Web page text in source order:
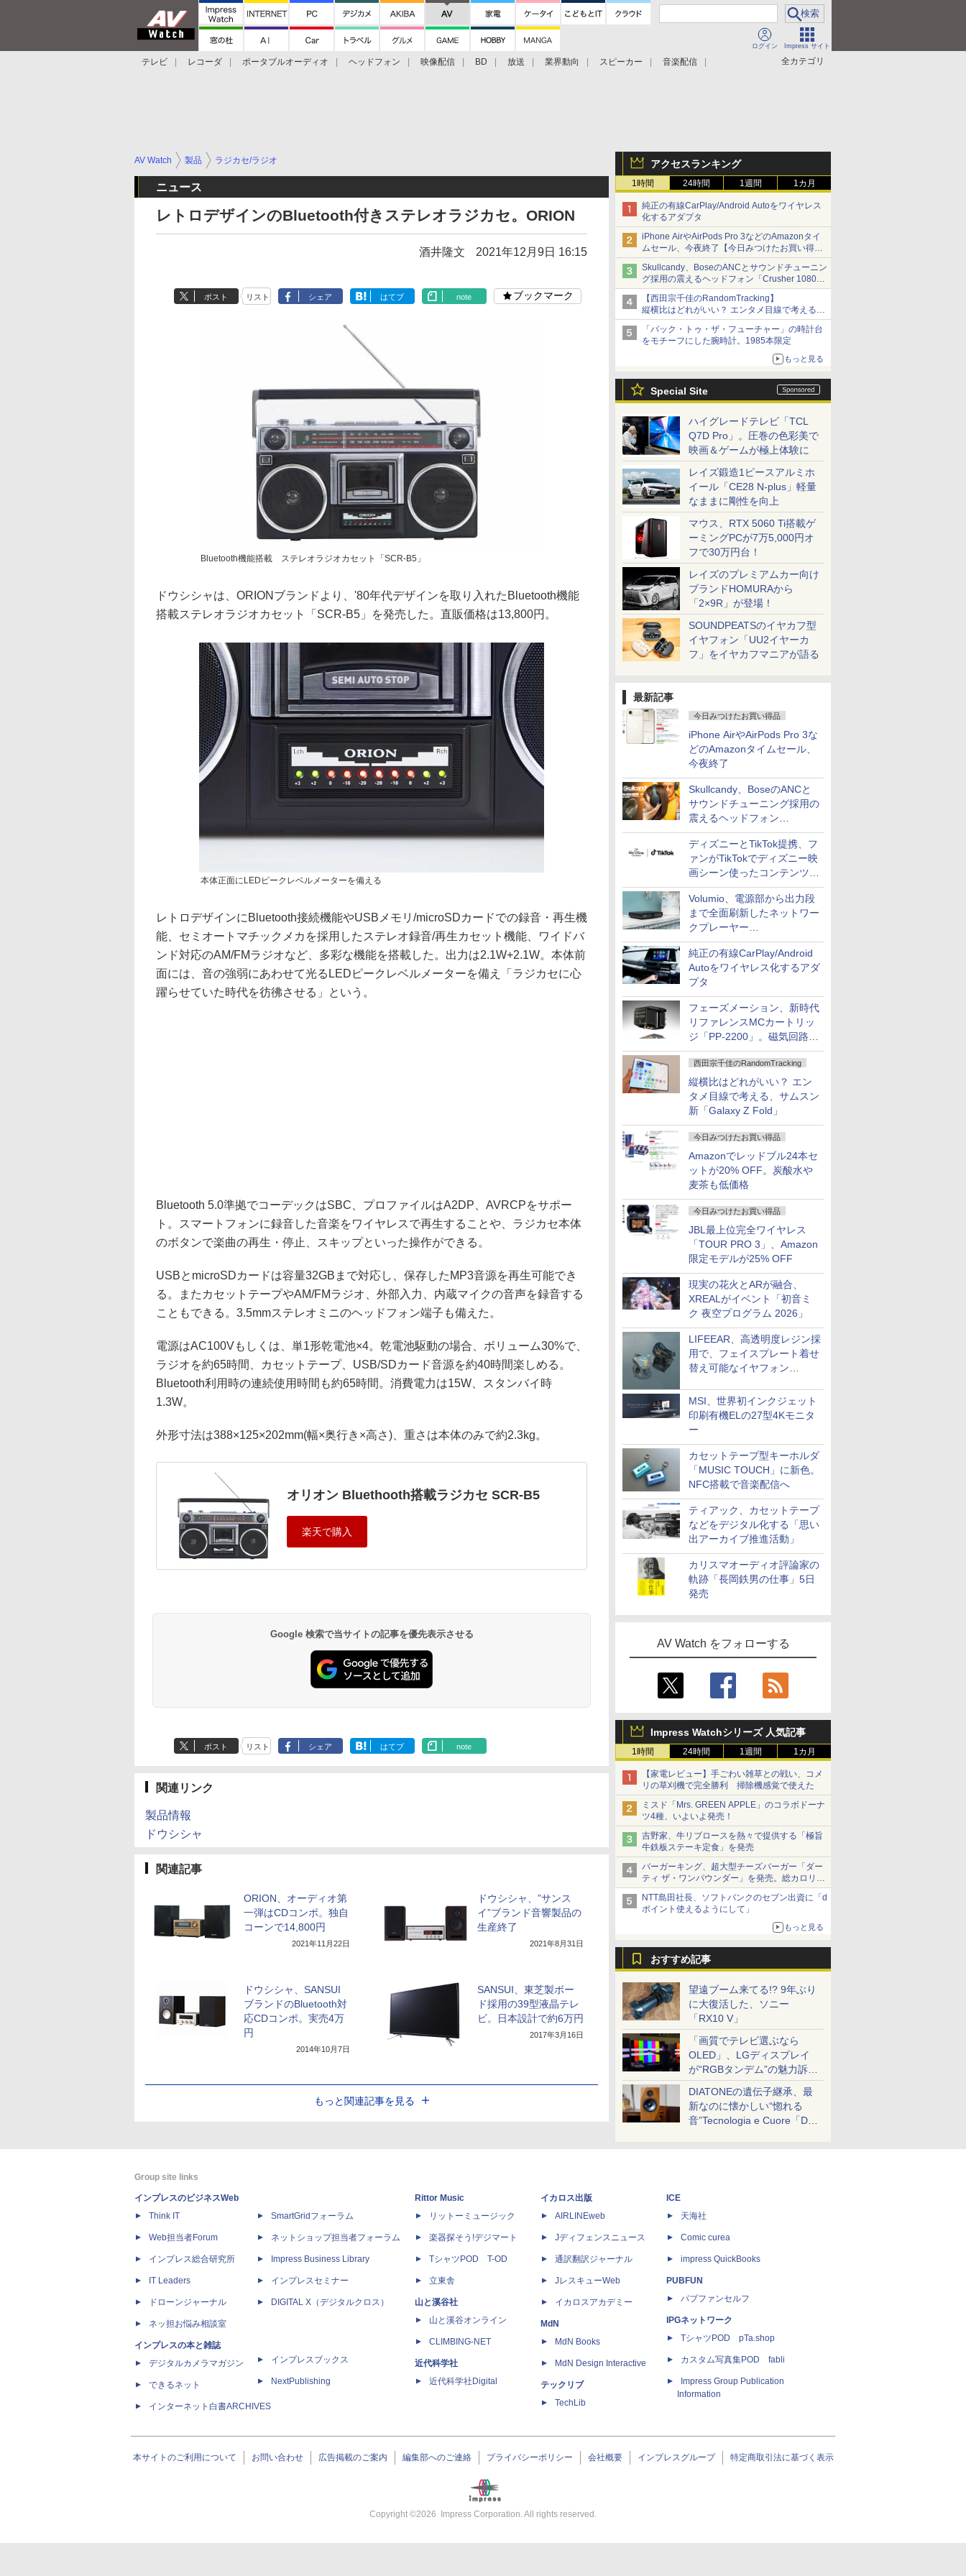
ログイン Impress サイト
全カテゴリ
テレビ レコーダ ポータブルオーディオ ヘッドフォン 映像配信 BD 放送 業界動向 スピーカー
音楽配信
アクセスランキング
1時間 24時間 1週間 1カ月
純正の有線CarPlay/Android Autoをワイヤレス
化するアダプタ
iPhone AirやAirPods Pro 3などのAmazonタイ
ムセール、今夜終了【今日みつけたお買い得
品】
Skullcandy、BoseのANCとサウンドチューニン
グ採用の震えるヘッドフォン「Crusher 1080
ANC」
【西田宗千佳のRandomTracking】
縦横比はどれがいい？ エンタメ目線で考える、
サムスン新「Galaxy Z Fold」
「バック・トゥ・ザ・フューチャー」の時計台
をモチーフにした腕時計。1985本限定
もっと見る
Special Site
ハイグレードテレビ「TCL
Q7D Pro」。圧巻の色彩美で
映画＆ゲームが極上体験に
レイズ鍛造1ピースアルミホ
イール「CE28 N-plus」軽量
なままに剛性を向上
マウス、RTX 5060 Ti搭載ゲ
ーミングPCが7万5,000円オ
フで30万円台！
レイズのプレミアムカー向け
ブランドHOMURAから
「2×9R」が登場！
SOUNDPEATSのイヤカフ型
イヤフォン「UU2イヤーカ
フ」をイヤカフマニアが語る
最新記事
今日みつけたお買い得品
iPhone AirやAirPods Pro 3な
どのAmazonタイムセール、
今夜終了
Skullcandy、BoseのANCと
サウンドチューニング採用の
震えるヘッドフォン
「Crusher 1080 ANC」
ディズニーとTikTok提携、フ
ァンがTikTokでディズニー映
画シーン使ったコンテンツ制
作、Disney+にも配信
Volumio、電源部から出力段
まで全面刷新したネットワー
クプレーヤー
「Primo（2026）」
純正の有線CarPlay/Android
Autoをワイヤレス化するアダ
プタ
フェーズメーション、新時代
リファレンスMCカートリッ
ジ「PP-2200」。磁気回路や
ハウジングを根本から見直し
西田宗千佳のRandomTracking
縦横比はどれがいい？ エン
タメ目線で考える、サムスン
新「Galaxy Z Fold」
今日みつけたお買い得品
Amazonでレッドブル24本セ
ットが20% OFF。炭酸水や
麦茶も低価格
今日みつけたお買い得品
JBL最上位完全ワイヤレス
「TOUR PRO 3」、Amazon
限定モデルが25% OFF
現実の花火とARが融合、
XREALがイベント「初音ミ
ク 夜空プログラム 2026」
LIFEEAR、高透明度レジン採
用で、フェイスプレート着せ
替え可能なイヤフォン
MSI、世界初インクジェット
印刷有機ELの27型4Kモニタ
ー
カセットテープ型キーホルダ
「MUSIC TOUCH」に新色。
NFC搭載で音楽配信へ
ティアック、カセットテープ
などをデジタル化する「思い
出アーカイブ推進活動」
カリスマオーディオ評論家の
軌跡「長岡鉄男の仕事」5日
発売
AV Watch をフォローする
Impress Watchシリーズ 人気記事
1時間 24時間 1週間 1カ月
【家電レビュー】手ごわい雑草との戦い、コメ
リの草刈機で完全勝利 掃除機感覚で使えた
ミスド「Mrs. GREEN APPLE」のコラボドーナ
ツ4種、いよいよ発売！
吉野家、牛リブロースを熱々で提供する「極旨
牛鉄板ステーキ定食」を発売
バーガーキング、超大型チーズバーガー「ダー
ティ ザ・ワンパウンダー」を発売。総カロリー
約1656kcal、総重量約527g！
NTT島田社長、ソフトバンクのセブン出資に「d
ポイント使えるようにして」
もっと見る
おすすめ記事
望遠ブーム来てる!? 9年ぶり
に大復活した、ソニー
「RX10 V」
「画質でテレビ選ぶなら
OLED」、LGディスプレイ
が“RGBタンデム”の魅力訴
求。液晶とのガチ比較も
DIATONEの遺伝子継承、最
新なのに懐かしい“惚れる
音”Tecnologia e Cuore「DS-
AV Watch 製品 ラジカセ/ラジオ
ニュース
レトロデザインのBluetooth付きステレオラジカセ。ORION
酒井隆文 2021年12月9日 16:15
ポスト リスト シェア はてブ note ブックマーク
Bluetooth機能搭載 ステレオラジオカセット「SCR-B5」
ドウシシャは、ORIONブランドより、'80年代デザインを取り入れたBluetooth機能
搭載ステレオラジオカセット「SCR-B5」を発売した。直販価格は13,800円。
本体正面にLEDピークレベルメーターを備える
レトロデザインにBluetooth接続機能やUSBメモリ/microSDカードでの録音・再生機
能、セミオートマチックメカを採用したステレオ録音/再生カセット機能、ワイドバ
ンド対応のAM/FMラジオなど、多彩な機能を搭載した。出力は2.1W+2.1W。本体前
面には、音の強弱にあわせて光るLEDピークレベルメーターを備え「ラジカセに心
躍らせていた時代を彷彿させる」という。
Bluetooth 5.0準拠でコーデックはSBC、プロファイルはA2DP、AVRCPをサポー
ト。スマートフォンに録音した音楽をワイヤレスで再生することや、ラジカセ本体
のボタンで楽曲の再生・停止、スキップといった操作ができる。
USBとmicroSDカードは容量32GBまで対応し、保存したMP3音源を再生可能でき
る。またカセットテープやAM/FMラジオ、外部入力、内蔵マイクの音声を録音する
こともできる。3.5mmステレオミニのヘッドフォン端子も備えた。
電源はAC100Vもしくは、単1形乾電池×4。乾電池駆動の場合、ボリューム30%で、
ラジオを約65時間、カセットテープ、USB/SDカード音源を約40時間楽しめる。
Bluetooth利用時の連続使用時間も約65時間。消費電力は15W、スタンバイ時
1.3W。
外形寸法は388×125×202mm(幅×奥行き×高さ)、重さは本体のみで約2.3kg。
オリオン Bluethooth搭載ラジカセ SCR-B5
Google 検索で当サイトの記事を優先表示させる
ポスト リスト シェア はてブ note
関連リンク
製品情報
ドウシシャ
関連記事
ORION、オーディオ第
一弾はCDコンポ。独自
コーンで14,800円
2021年11月22日
ドウシシャ、”サンス
イ”ブランド音響製品の
生産終了
2021年8月31日
ドウシシャ、SANSUI
ブランドのBluetooth対
応CDコンポ。実売4万
円
2014年10月7日
SANSUI、東芝製ボー
ド採用の39型液晶テレ
ビ。日本設計で約6万円
2017年3月16日
もっと関連記事を見る
Group site links
インプレスのビジネスWeb
Think IT
Web担当者Forum
インプレス総合研究所
IT Leaders
ドローンジャーナル
ネッ担お悩み相談室
インプレスの本と雑誌
デジタルカメラマガジン
できるネット
インターネット白書ARCHIVES
SmartGridフォーラム
ネットショップ担当者フォーラム
Impress Business Library
インプレスセミナー
DIGITAL X（デジタルクロス）
インプレスブックス
NextPublishing
Rittor Music
リットーミュージック
楽器探そう!デジマート
TシャツPOD T-OD
立東舎
山と溪谷社
山と溪谷オンライン
CLIMBING-NET
近代科学社
近代科学社Digital
イカロス出版
AIRLINEweb
Jディフェンスニュース
通訳翻訳ジャーナル
JレスキューWeb
イカロスアカデミー
MdN
MdN Books
MdN Design Interactive
テックリブ
TechLib
ICE
天海社
Comic curea
impress QuickBooks
PUBFUN
パブファンセルフ
IPGネットワーク
TシャツPOD pTa.shop
カスタム写真集POD fabli
Impress Group Publication
Information
本サイトのご利用について お問い合わせ 広告掲載のご案内 編集部へのご連絡 プライバシーポリシー 会社概要 インプレスグループ 特定商取引法に基づく表示
Copyright ©2026 Impress Corporation. All rights reserved.